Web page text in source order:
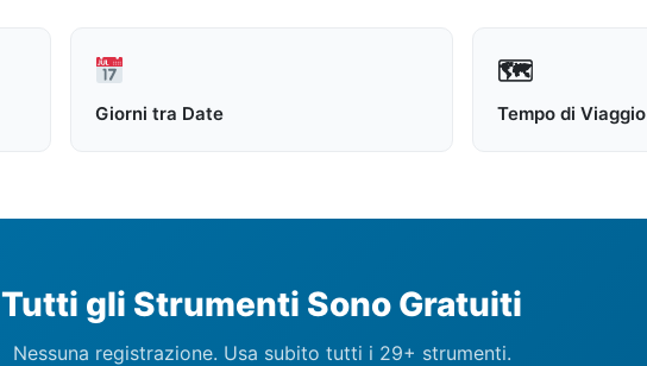
Giorni tra Date
🗺
Tempo di Viaggio
Tutti gli Strumenti Sono Gratuiti
Nessuna registrazione. Usa subito tutti i 29+ strumenti.